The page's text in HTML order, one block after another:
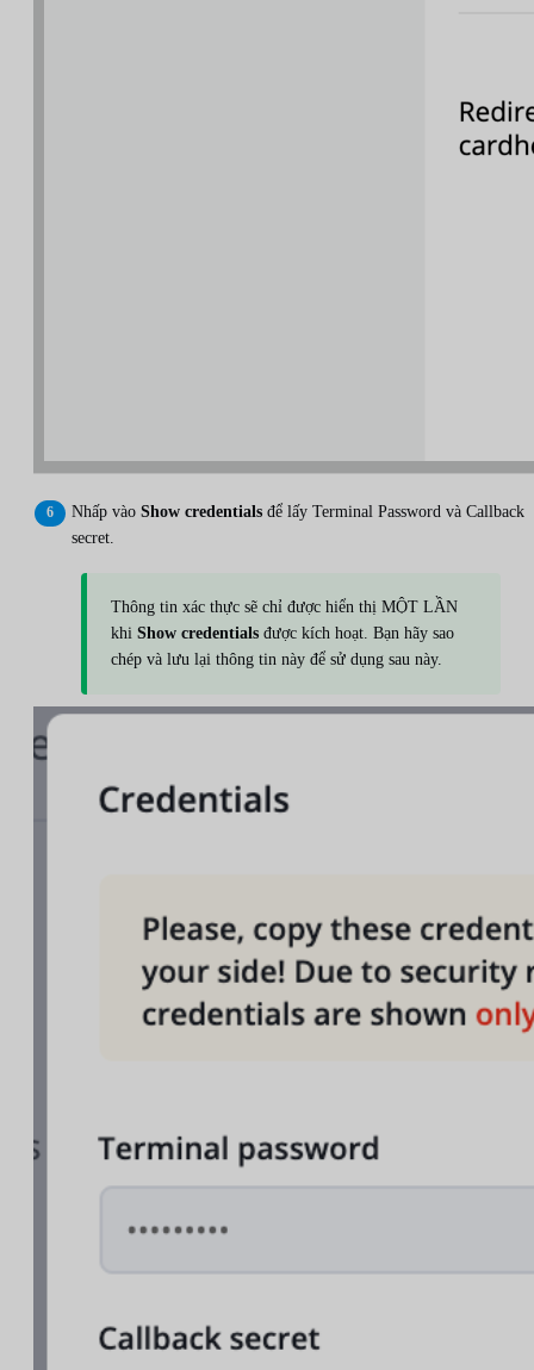
Nhấp vào Show credentials để lấy Terminal Password và Callback
secret.
Thông tin xác thực sẽ chỉ được hiển thị MỘT LẦN
khi Show credentials được kích hoạt. Bạn hãy sao
chép và lưu lại thông tin này để sử dụng sau này.